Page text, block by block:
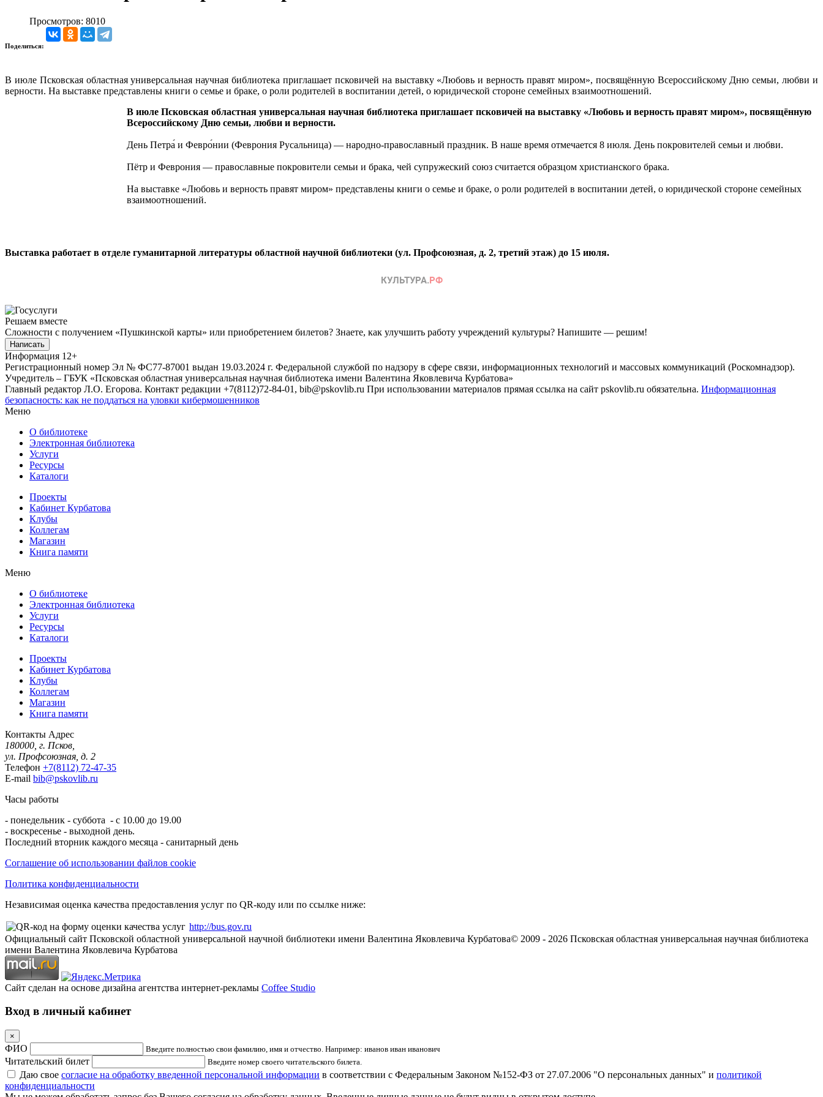
Просмотров: 8010
Поделиться:
В июле Псковская областная универсальная научная библиотека приглашает псковичей на выставку «Любовь и верность правят миром», посвящённую Всероссийскому Дню семьи, любви и
верности. На выставке представлены книги о семье и браке, о роли родителей в воспитании детей, о юридической стороне семейных взаимоотношений.
В июле Псковская областная универсальная научная библиотека приглашает псковичей на выставку «Любовь и верность правят миром», посвящённую
Всероссийскому Дню семьи, любви и верности.
День Петра́ и Февро́нии (Феврония Русальница) — народно-православный праздник. В наше время отмечается 8 июля. День покровителей семьи и любви.
Пётр и Феврония — православные покровители семьи и брака, чей супружеский союз считается образцом христианского брака.
На выставке «Любовь и верность правят миром» представлены книги о семье и браке, о роли родителей в воспитании детей, о юридической стороне семейных
взаимоотношений.
Выставка работает в отделе гуманитарной литературы областной научной библиотеки (ул. Профсоюзная, д. 2, третий этаж) до 15 июля.
Решаем вместе
Сложности с получением «Пушкинской карты» или приобретением билетов? Знаете, как улучшить работу учреждений культуры? Напишите — решим!
Написать
Информация 12+
Регистрационный номер Эл № ФС77-87001 выдан 19.03.2024 г. Федеральной службой по надзору в сфере связи, информационных технологий и массовых коммуникаций (Роскомнадзор).
Учредитель – ГБУК «Псковская областная универсальная научная библиотека имени Валентина Яковлевича Курбатова»
Главный редактор Л.О. Егорова. Контакт редакции +7(8112)72-84-01, bib@pskovlib.ru При использовании материалов прямая ссылка на сайт pskovlib.ru обязательна. Информационная
безопасность: как не поддаться на уловки кибермошенников
Меню
О библиотеке
Электронная библиотека
Услуги
Ресурсы
Каталоги
Проекты
Кабинет Курбатова
Клубы
Коллегам
Магазин
Книга памяти
Меню
О библиотеке
Электронная библиотека
Услуги
Ресурсы
Каталоги
Проекты
Кабинет Курбатова
Клубы
Коллегам
Магазин
Книга памяти
Контакты Адрес
180000, г. Псков,
ул. Профсоюзная, д. 2
Телефон +7(8112) 72-47-35
E-mail bib@pskovlib.ru
Часы работы
- понедельник - суббота - с 10.00 до 19.00
- воскресенье - выходной день.
Последний вторник каждого месяца - санитарный день
Соглашение об использовании файлов cookie
Политика конфиденциальности
Независимая оценка качества предоставления услуг по QR-коду или по ссылке ниже:
http://bus.gov.ru
Официальный сайт Псковской областной универсальной научной библиотеки имени Валентина Яковлевича Курбатова© 2009 - 2026 Псковская областная универсальная научная библиотека
имени Валентина Яковлевича Курбатова
Сайт сделан на основе дизайна агентства интернет-рекламы Coffee Studio
Вход в личный кабинет
×
ФИО Введите полностью свои фамилию, имя и отчество. Например: иванов иван иванович
Читательский билет Введите номер своего читательского билета.
Даю свое согласие на обработку введенной персональной информации в соответствии с Федеральным Законом №152-ФЗ от 27.07.2006 "О персональных данных" и политикой
конфиденциальности